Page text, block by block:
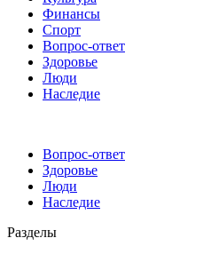
Финансы
Спорт
Вопрос-ответ
Здоровье
Люди
Наследие
Вопрос-ответ
Здоровье
Люди
Наследие
Разделы